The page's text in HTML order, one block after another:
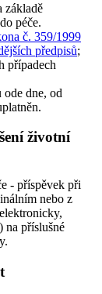
základě
péče.
č. 359/1999
předpisů;
případech
dne, od
životní
- příspěvek při
nebo z
na příslušné